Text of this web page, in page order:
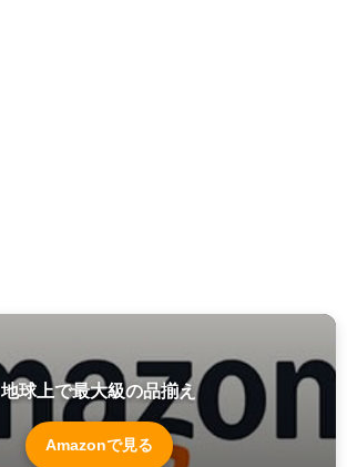
地球上で最大級の品揃え
Amazonで見る